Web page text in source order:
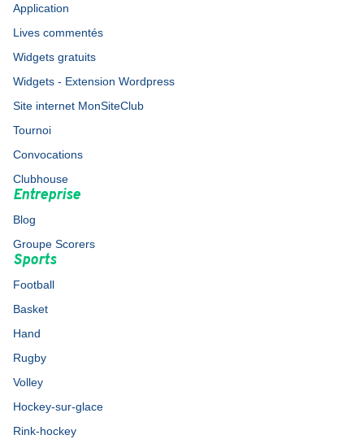
Application
Lives commentés
Widgets gratuits
Widgets - Extension Wordpress
Site internet MonSiteClub
Tournoi
Convocations
Clubhouse
Entreprise
Blog
Groupe Scorers
Sports
Football
Basket
Hand
Rugby
Volley
Hockey-sur-glace
Rink-hockey